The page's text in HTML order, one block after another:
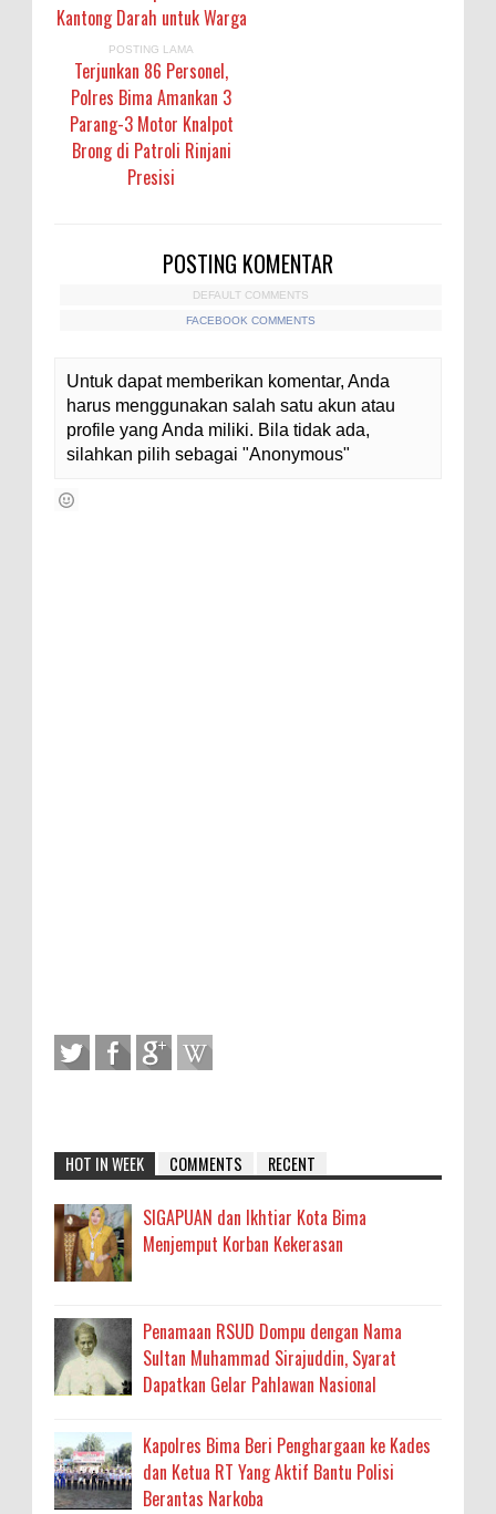
Kantong Darah untuk Warga
POSTING LAMA
Terjunkan 86 Personel,
Polres Bima Amankan 3
Parang-3 Motor Knalpot
Brong di Patroli Rinjani
Presisi
POSTING KOMENTAR
DEFAULT COMMENTS
FACEBOOK COMMENTS
Untuk dapat memberikan komentar, Anda
harus menggunakan salah satu akun atau
profile yang Anda miliki. Bila tidak ada,
silahkan pilih sebagai "Anonymous"
HOT IN WEEK COMMENTS RECENT
SIGAPUAN dan Ikhtiar Kota Bima
Menjemput Korban Kekerasan
Penamaan RSUD Dompu dengan Nama
Sultan Muhammad Sirajuddin, Syarat
Dapatkan Gelar Pahlawan Nasional
Kapolres Bima Beri Penghargaan ke Kades
dan Ketua RT Yang Aktif Bantu Polisi
Berantas Narkoba